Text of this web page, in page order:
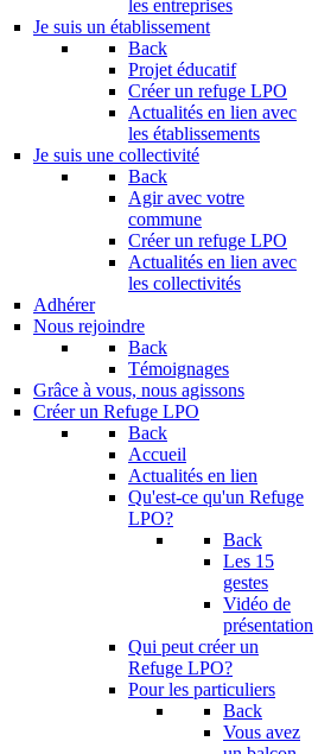
les entreprises
Je suis un établissement
Back
Projet éducatif
Créer un refuge LPO
Actualités en lien avec
les établissements
Je suis une collectivité
Back
Agir avec votre
commune
Créer un refuge LPO
Actualités en lien avec
les collectivités
Adhérer
Nous rejoindre
Back
Témoignages
Grâce à vous, nous agissons
Créer un Refuge LPO
Back
Accueil
Actualités en lien
Qu'est-ce qu'un Refuge
LPO?
Back
Les 15
gestes
Vidéo de
présentation
Qui peut créer un
Refuge LPO?
Pour les particuliers
Back
Vous avez